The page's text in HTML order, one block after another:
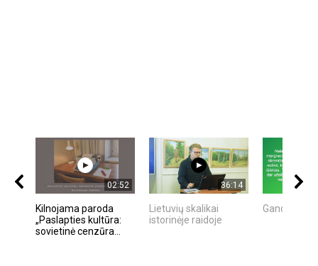
02:52
Kilnojama paroda
„Paslapties kultūra:
sovietinė cenzūra...
36:14
Lietuvių skalikai
istorinėje raidoje
Gandro